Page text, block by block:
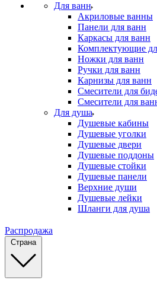
Для ванн
Акриловые ванны
Панели для ванн
Каркасы для ванн
Комплектующие
Ножки для ванн
Ручки для ванн
Карнизы для ванн
Смесители для
Смесители для
Для душа
Душевые кабины
Душевые уголки
Душевые двери
Душевые поддоны
Душевые стойки
Душевые панели
Верхние души
Душевые лейки
Шланги для душа
Распродажа
Страна